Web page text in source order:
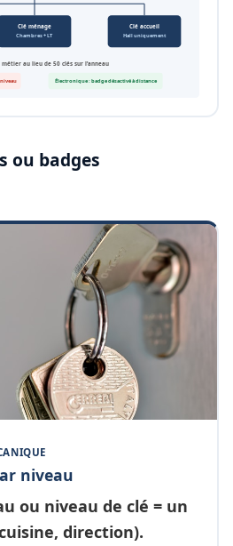
Clé ménage
Chambres + LT
Clé accueil
Hall uniquement
métier au lieu de 50 clés sur l’anneau
Électronique : badge désactivé à distance
ou badges
niveau
ou niveau de clé = un
direction).